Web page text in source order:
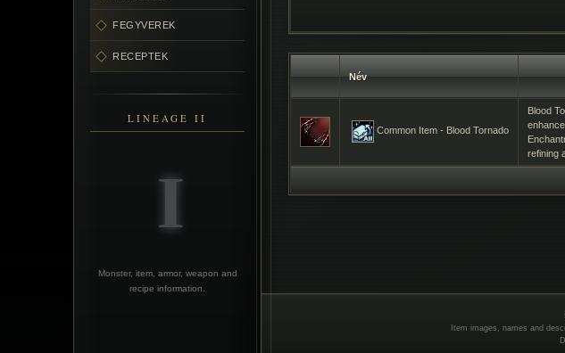
FEGYVEREK
RECEPTEK
LINEAGE II
Monster, item, armor, weapon and
recipe information.
Név
Common Item - Blood Tornado
Blood
refining
Item images, names and